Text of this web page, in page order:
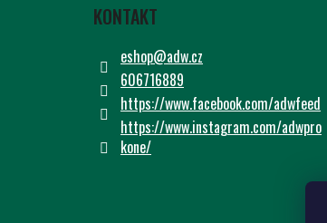
KONTAKT
eshop@adw.cz
606716889
https://www.facebook.com/adwfeed
https://www.instagram.com/adwpro
kone/